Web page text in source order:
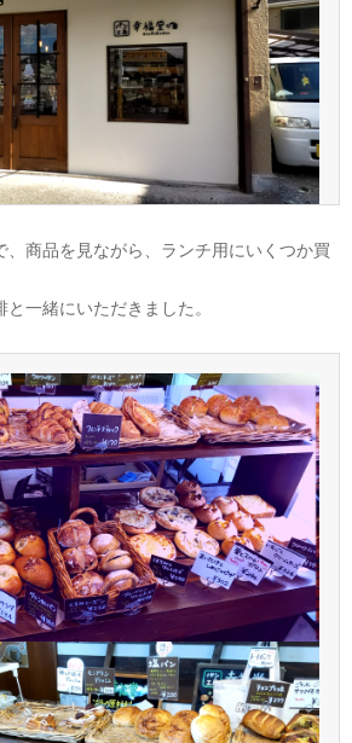
商品を見ながら、ランチ用にいくつか買
一緒にいただきました。